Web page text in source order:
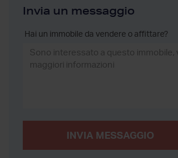
Invia un messaggio
Hai un immobile da vendere o affittare?
INVIA MESSAGGIO